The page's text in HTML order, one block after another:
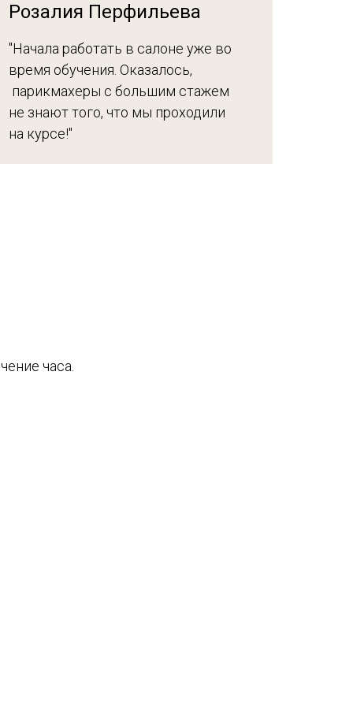
Розалия Перфильева
"Начала работать в салоне уже во
время обучения. Оказалось,
парикмахеры с большим стажем
не знают того, что мы проходили
на курсе!"
часа.